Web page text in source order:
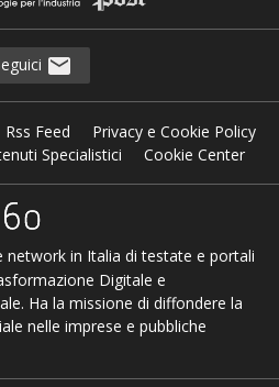
Rss Feed
Privacy e Cookie Policy
Specialistici
Cookie Center
network in Italia di testate e portali
Digitale e
Ha la missione di diffondere la
nelle imprese e pubbliche